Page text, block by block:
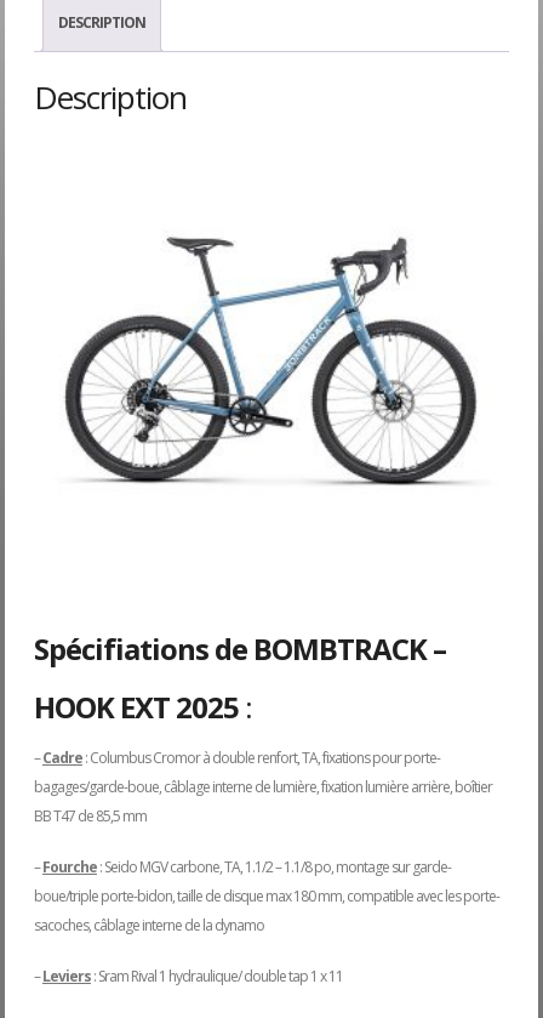
DESCRIPTION
Description
Spécifiations de BOMBTRACK –
HOOK EXT 2025 :
–Cadre: Columbus Cromor à double renfort, TA, fixations pour porte-
bagages/garde-boue, câblage interne de lumière, fixation lumière arrière, boîtier
BB T47 de 85,5 mm
–Fourche: Seido MGV carbone, TA, 1.1/2 – 1.1/8 po, montage sur garde-
boue/triple porte-bidon, taille de disque max 180 mm, compatible avec les porte-
sacoches, câblage interne de la dynamo
–Leviers: Sram Rival 1 hydraulique/ double tap 1 x 11